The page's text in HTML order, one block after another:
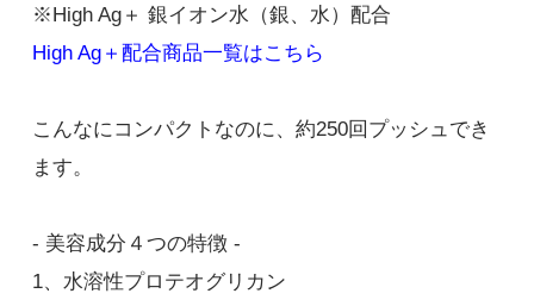
※High Ag＋ 銀イオン水（銀、水）配合
High Ag＋配合商品一覧はこちら
こんなにコンパクトなのに、約250回プッシュでき
ます。
- 美容成分４つの特徴 -
1、水溶性プロテオグリカン